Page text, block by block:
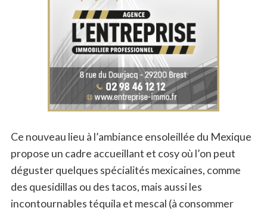
Ce nouveau lieu à l’ambiance ensoleillée du Mexique
propose un cadre accueillant et cosy où l’on peut
déguster quelques spécialités mexicaines, comme
des quesidillas ou des tacos, mais aussi les
incontournables téquila et mescal (à consommer